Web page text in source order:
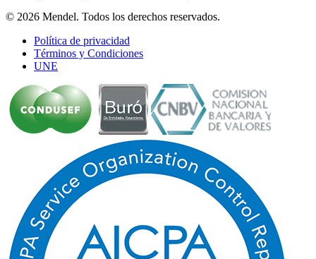
© 2026 Mendel. Todos los derechos reservados.
Política de privacidad
Términos y Condiciones
UNE